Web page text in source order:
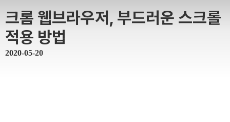
크롬 웹브라우저, 부드러운 스크롤
적용 방법
2020-05-20